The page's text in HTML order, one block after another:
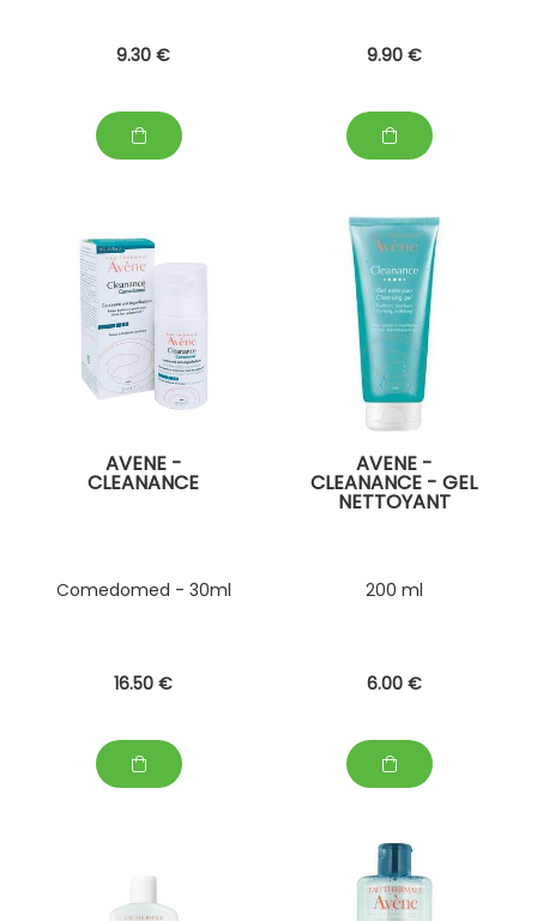
9.30 € 9.90 €
AVENE -
CLEANANCE
Comedomed - 30ml
16.50 €
AVENE -
CLEANANCE - GEL
NETTOYANT
200 ml
6.00 €